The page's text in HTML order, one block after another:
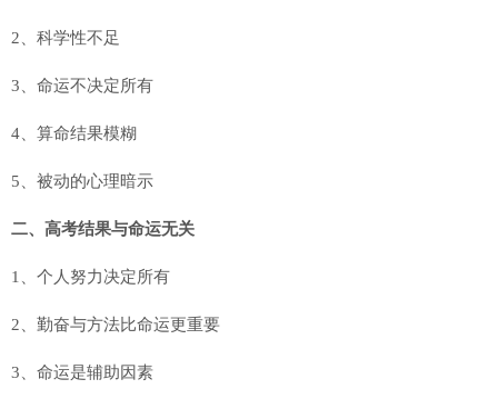
2、科学性不足
3、命运不决定所有
4、算命结果模糊
5、被动的心理暗示
二、高考结果与命运无关
1、个人努力决定所有
2、勤奋与方法比命运更重要
3、命运是辅助因素